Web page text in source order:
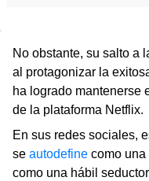
No obstante, su salto a
al protagonizar la
ha logrado mantenerse
de la plataforma Netflix.
En sus redes sociales,
se autodefine como una
como una hábil